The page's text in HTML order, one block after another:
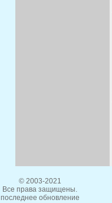
© 2003-2021
Все права защищены.
последнее обновление